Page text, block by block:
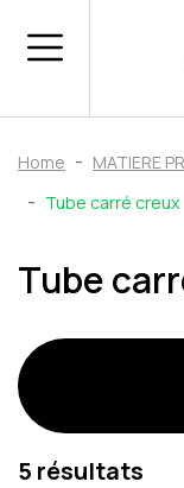
Home MATIERE
Tube carré creux
Tube
5 résultats